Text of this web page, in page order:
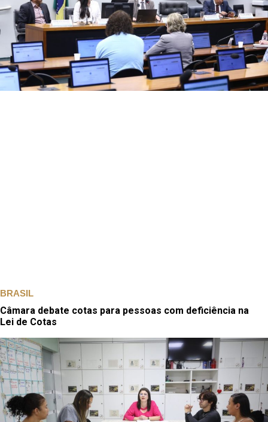
BRASIL
Câmara debate cotas para pessoas com deficiência na
Lei de Cotas